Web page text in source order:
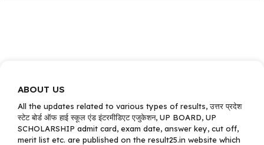
ABOUT US
All the updates related to various types of results, उत्तर प्रदेश
स्टेट बोर्ड ऑफ हाई स्कूल एंड इंटरमीडिएट एजुकेशन, UP BOARD, UP
SCHOLARSHIP admit card, exam date, answer key, cut off,
merit list etc. are published on the result25.in website which